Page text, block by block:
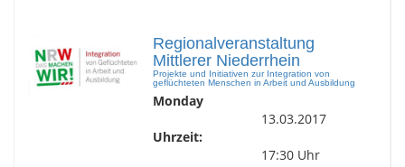
Regionalveranstaltung
Mittlerer Niederrhein
Projekte und Initiativen zur Integration von
geflüchteten Menschen in Arbeit und Ausbildung
Monday
13.03.2017
Uhrzeit:
17:30 Uhr